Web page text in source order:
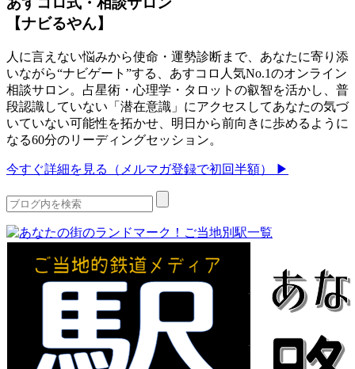
【ナビるやん】
人に言えない悩みから使命・運勢診断まで、あなたに寄り添
いながら“ナビゲート”する、あすコロ人気No.1のオンライン
相談サロン。占星術・心理学・タロットの叡智を活かし、普
段認識していない「潜在意識」にアクセスしてあなたの気づ
いていない可能性を拓かせ、明日から前向きに歩めるように
なる60分のリーディングセッション。
今すぐ詳細を見る（メルマガ登録で初回半額） ▶